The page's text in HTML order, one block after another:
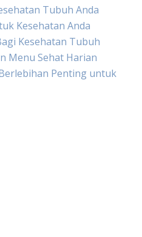
Tubuh Anda
Kesehatan Anda
Kesehatan Tubuh
Menu Sehat Harian
Penting untuk